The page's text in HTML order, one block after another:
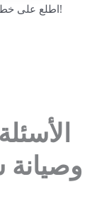
اطلع على خطط خدمة سيارات رينج روفر الخاصة بنا!
وصيانة